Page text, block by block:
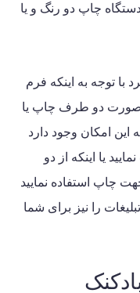
چاپ دو رنگ و یا
با توجه به اینکه فرم
صورت دو طرف چاپ یا
این امکان وجود دارد
یا اینکه از دو
چاپ استفاده نمایید
را نیز برای شما